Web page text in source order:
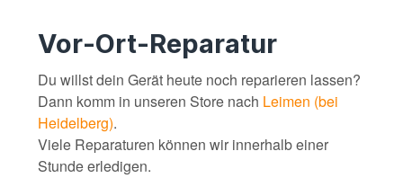
Vor-Ort-Reparatur
Du willst dein Gerät heute noch reparieren lassen?
Dann komm in unseren Store nach Leimen (bei
Heidelberg).
Viele Reparaturen können wir innerhalb einer
Stunde erledigen.